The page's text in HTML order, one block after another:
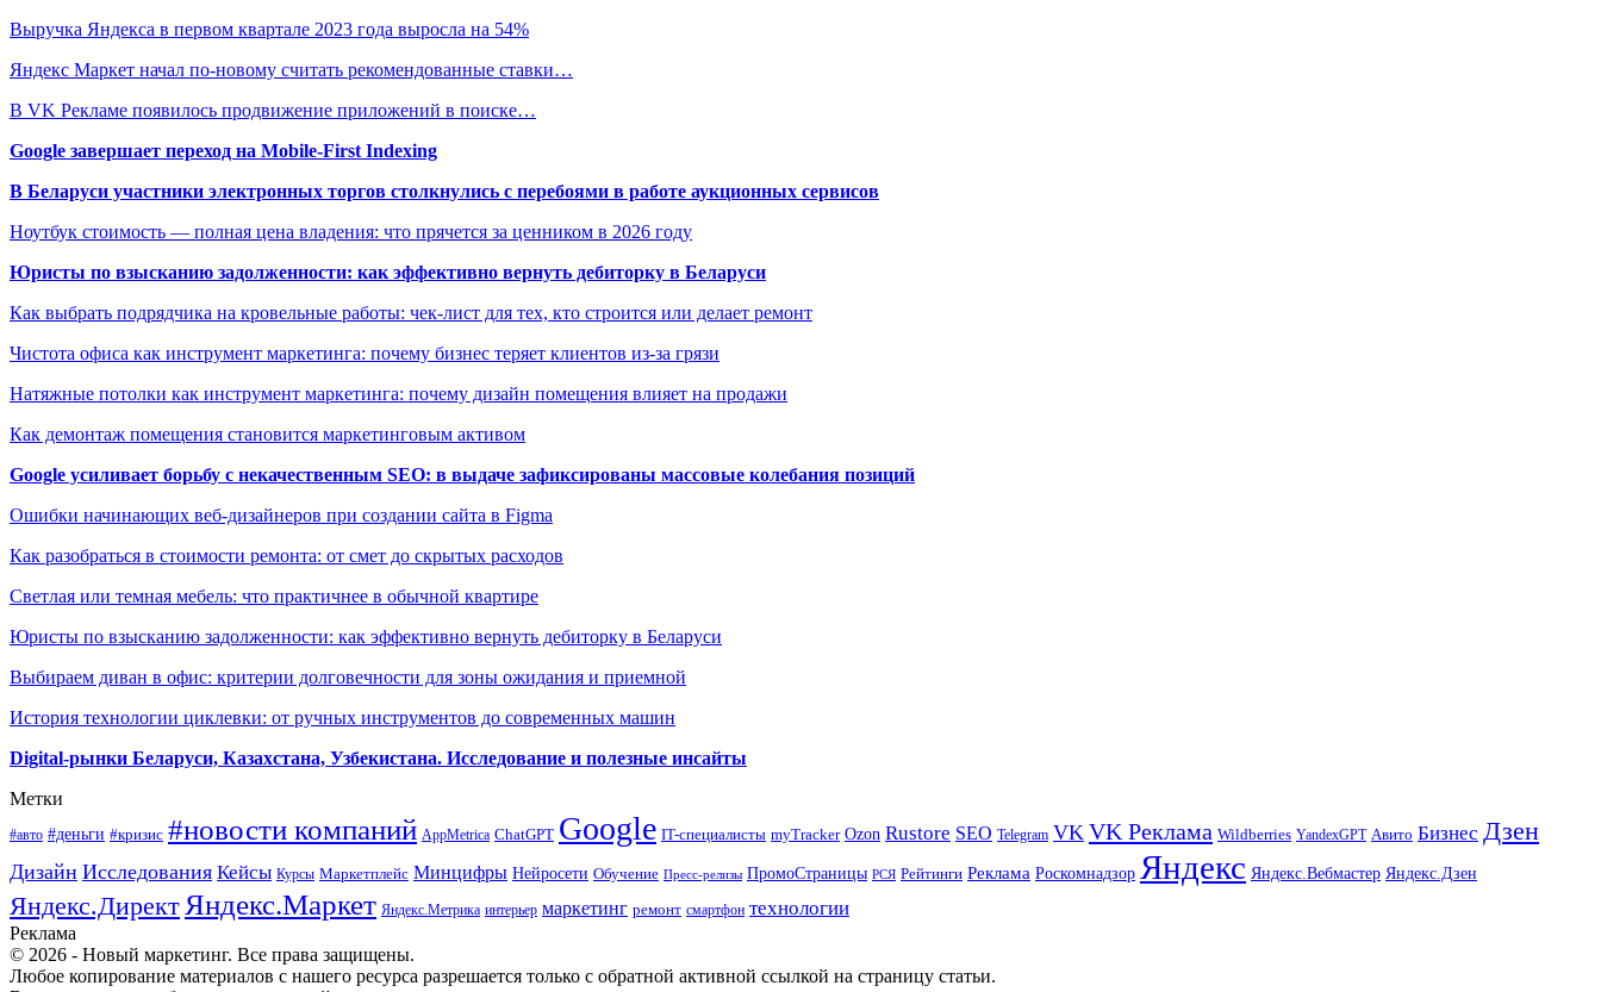
Выручка Яндекса в первом квартале 2023 года выросла на 54%
Яндекс Маркет начал по-новому считать рекомендованные ставки…
В VK Рекламе появилось продвижение приложений в поиске…
Google завершает переход на Mobile-First Indexing
В Беларуси участники электронных торгов столкнулись с перебоями в работе аукционных сервисов
Ноутбук стоимость — полная цена владения: что прячется за ценником в 2026 году
Юристы по взысканию задолженности: как эффективно вернуть дебиторку в Беларуси
Как выбрать подрядчика на кровельные работы: чек-лист для тех, кто строится или делает ремонт
Чистота офиса как инструмент маркетинга: почему бизнес теряет клиентов из-за грязи
Натяжные потолки как инструмент маркетинга: почему дизайн помещения влияет на продажи
Как демонтаж помещения становится маркетинговым активом
Google усиливает борьбу с некачественным SEO: в выдаче зафиксированы массовые колебания позиций
Ошибки начинающих веб-дизайнеров при создании сайта в Figma
Как разобраться в стоимости ремонта: от смет до скрытых расходов
Светлая или темная мебель: что практичнее в обычной квартире
Юристы по взысканию задолженности: как эффективно вернуть дебиторку в Беларуси
Выбираем диван в офис: критерии долговечности для зоны ожидания и приемной
История технологии циклевки: от ручных инструментов до современных машин
Digital-рынки Беларуси, Казахстана, Узбекистана. Исследование и полезные инсайты
Метки
#авто #деньги #кризис #новости компаний AppMetrica ChatGPT Google IT-специалисты myTracker Ozon Rustore SEO Telegram VK VK Реклама Wildberries YandexGPT Авито Бизнес Дзен
Дизайн Исследования Кейсы Курсы Маркетплейс Минцифры Нейросети Обучение Пресс-релизы ПромоСтраницы РСЯ Рейтинги Реклама Роскомнадзор Яндекс Яндекс.Вебмастер Яндекс.Дзен
Яндекс.ДиректЯндекс.Маркет Яндекс.Метрика интерьер маркетинг ремонт смартфон технологии
Реклама
© 2026 - Новый маркетинг. Все права защищены.
Любое копирование материалов с нашего ресурса разрешается только с обратной активной ссылкой на страницу статьи.